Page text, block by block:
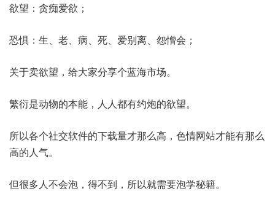
欲望：贪痴爱欲；
恐惧：生、老、病、死、爱别离、怨憎会；
关于卖欲望，给大家分享个蓝海市场。
繁衍是动物的本能，人人都有约炮的欲望。
所以各个社交软件的下载量才那么高，色情网站才能有那么
高的人气。
但很多人不会泡，得不到，所以就需要泡学秘籍。